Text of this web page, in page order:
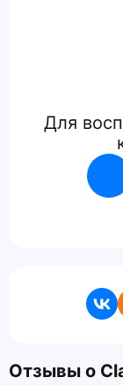
Для
Отзывы о